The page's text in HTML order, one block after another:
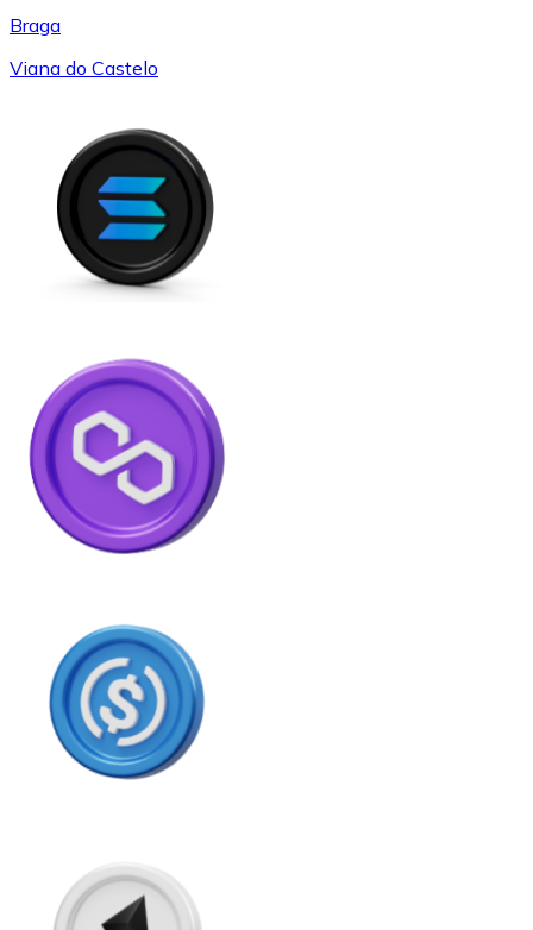
Braga
Viana do Castelo